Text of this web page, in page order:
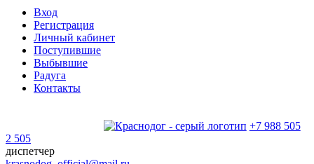
Вход
Регистрация
Личный кабинет
Поступившие
Выбывшие
Радуга
Контакты
+7 988 505
2 505
диспетчер